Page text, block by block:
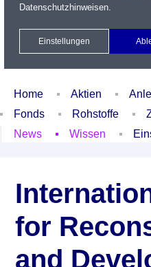
Xetra Realtime
Watchlist
Home Aktien
Fonds
Rohstoffe
News
Wissen
for
and
Datenschutzhinweisen.
Einstellungen